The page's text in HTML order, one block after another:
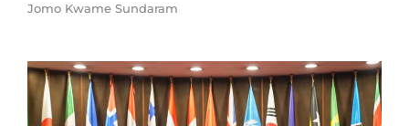
Jomo Kwame Sundaram